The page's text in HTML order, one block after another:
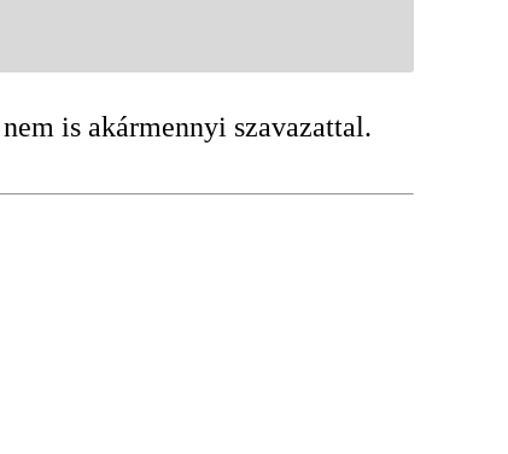
is akármennyi szavazattal.